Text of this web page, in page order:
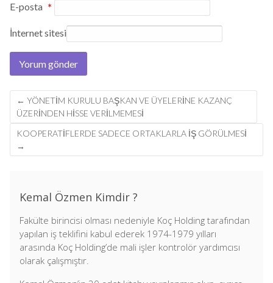
E-posta *
İnternet sitesi
Post
navigation
← YÖNETIM KURULU BAŞKAN VE ÜYELERINE KAZANÇ
ÜZERINDEN HISSE VERILMEMESI
KOOPERATIFLERDE SADECE ORTAKLARLA IŞ GÖRÜLMESI
→
Kemal Özmen Kimdir ?
Fakülte birincisi olması nedeniyle Koç Holding tarafından
yapılan iş teklifini kabul ederek 1974-1979 yılları
arasında Koç Holding’de mali işler kontrolör yardımcısı
olarak çalışmıştır.